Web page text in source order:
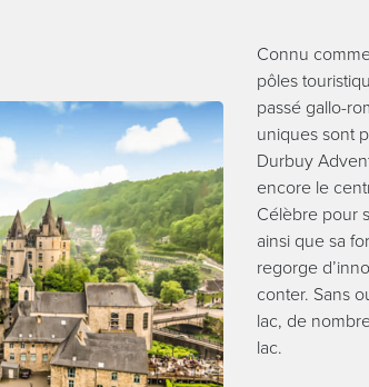
Connu
pôles
passé gallo-
uniques sont
Durbuy
encore le
Célèbre pour
ainsi que sa
regorge
conter. Sans
lac, de
lac.